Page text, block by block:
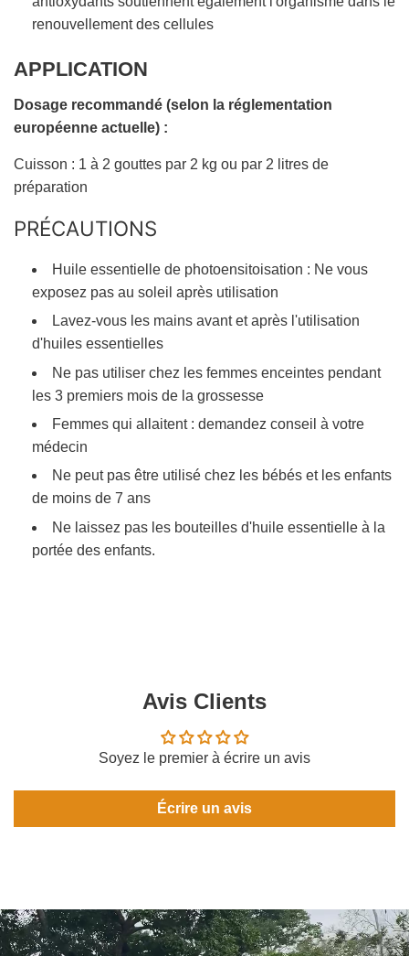
renouvellement des cellules
APPLICATION
Dosage recommandé (selon la réglementation
européenne actuelle) :
Cuisson : 1 à 2 gouttes par 2 kg ou par 2 litres de
préparation
PRÉCAUTIONS
Huile essentielle de photoensitoisation : Ne vous
exposez pas au soleil après utilisation
Lavez-vous les mains avant et après l'utilisation
d'huiles essentielles
Ne pas utiliser chez les femmes enceintes pendant
les 3 premiers mois de la grossesse
Femmes qui allaitent : demandez conseil à votre
médecin
Ne peut pas être utilisé chez les bébés et les enfants
de moins de 7 ans
Ne laissez pas les bouteilles d'huile essentielle à la
portée des enfants.
Avis Clients
Soyez le premier à écrire un avis
Écrire un avis